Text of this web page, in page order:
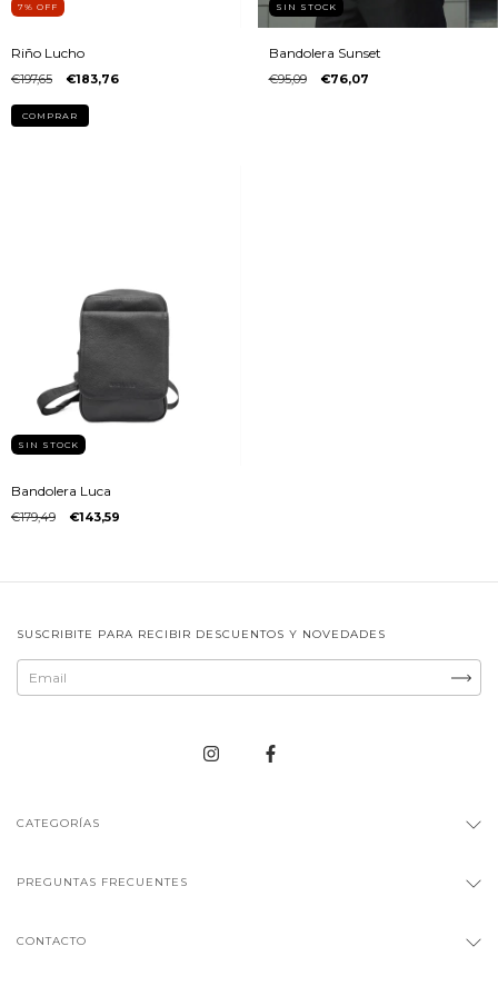
7% OFF
Riño Lucho
€197,65 €183,76
COMPRAR
SIN STOCK
Bandolera Sunset
€95,09 €76,07
SIN STOCK
Bandolera Luca
€179,49 €143,59
SUSCRIBITE PARA RECIBIR DESCUENTOS Y NOVEDADES
CATEGORÍAS
PREGUNTAS FRECUENTES
CONTACTO